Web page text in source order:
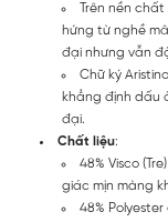
Trên nền
hứng từ nghề
đại nhưng vẫn
Chữ ký
khẳng định dấu
đại.
Chất liệu:
48% Visco
giác mịn màng
48%